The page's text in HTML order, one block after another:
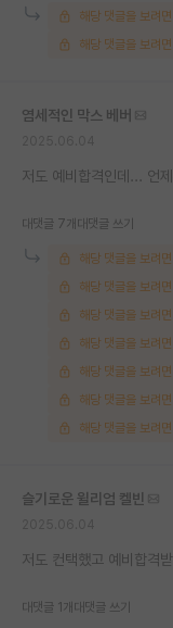
해당 댓글을 보려
해당 댓글을 보려
염세적인 막스 베버
저도 예비합격인데... 언
대댓글 7개 대댓글 쓰기
해당 댓글을 보려
해당 댓글을 보려
해당 댓글을 보려
해당 댓글을 보려
해당 댓글을 보려
해당 댓글을 보려
해당 댓글을 보려
슬기로운 윌리엄 켈빈
저도 컨택했고 예비합격
대댓글 1개 대댓글 쓰기